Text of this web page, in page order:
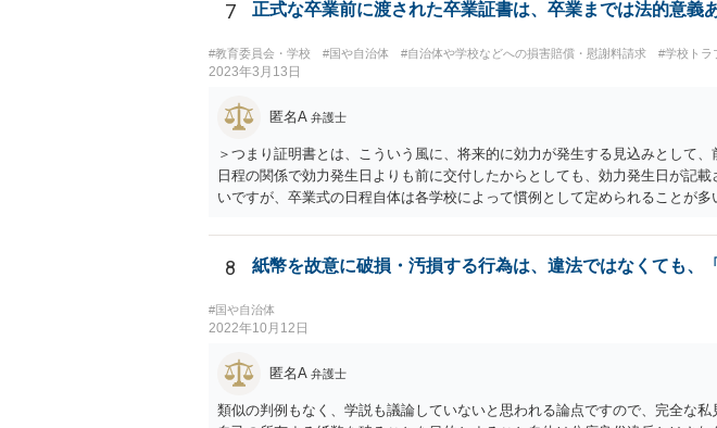
7 正式な卒業前に渡された卒業証書は、卒業までは法的意義
#教育委員会・学校 #国や自治体 #自治体や学校などへの損害賠償・慰謝料請求 #学校トラ
2023年3月13日
匿名A 弁護士
＞つまり証明書とは、こういう風に、将来的に効力が発生する見込みとして
日程の関係で効力発生日よりも前に交付したからとしても、効力発生日が記
いですが、卒業式の日程自体は各学校によって慣例として定められることが
効化されるということですね？ そう考えるのが自然でしょう。 ただし、卒
されており、卒業式時点では、そのこと自体は過去の事実として間違いない
接関係しないと思います。
8 紙幣を故意に破損・汚損する行為は、違法ではなくても、
#国や自治体
2022年10月12日
匿名A 弁護士
類似の判例もなく、学説も議論していないと思われる論点ですので、完全な